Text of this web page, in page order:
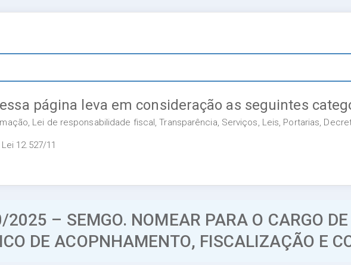
página leva em consideração as seguintes
Lei de responsabilidade fiscal, Transparência, Serviços, Leis, Portarias,
12.527/11
– SEMGO. NOMEAR PARA O CARGO
DE ACOPNHAMENTO, FISCALIZAÇÃO E